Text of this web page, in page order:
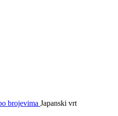
brojevima Japanski vrt